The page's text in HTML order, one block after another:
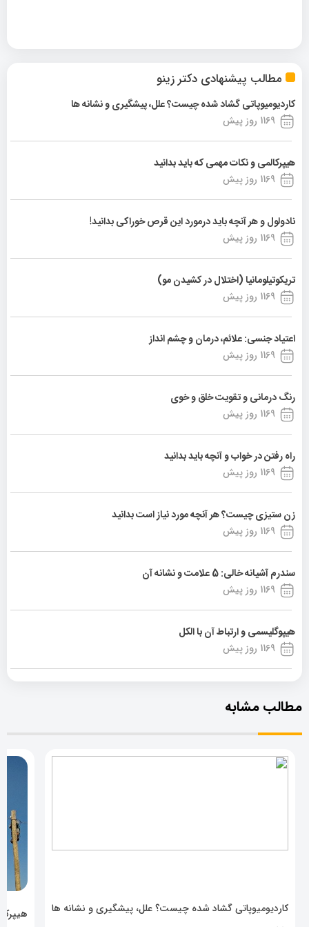
مطالب پیشنهادی دکتر زینو
کاردیومیوپاتی گشاد شده چیست؟ علل، پیشگیری و نشانه ها
1169 روز پیش
هیپرکالمی و نکات مهمی که باید بدانید
1169 روز پیش
نادولول و هر آنچه باید درمورد این قرص خوراکی بدانید!
1169 روز پیش
تریکوتیلومانیا (اختلال در کشیدن مو)
1169 روز پیش
اعتیاد جنسی: علائم، درمان و چشم انداز
1169 روز پیش
رنگ درمانی و تقویت خلق و خوی
1169 روز پیش
راه رفتن در خواب و آنچه باید بدانید
1169 روز پیش
زن ستیزی چیست؟ هر آنچه مورد نیاز است بدانید
1169 روز پیش
سندرم آشیانه خالی: 5 علامت و نشانه آن
1169 روز پیش
هیپوگلیسمی و ارتباط آن با الکل
1169 روز پیش
مطالب مشابه
کاردیومیوپاتی گشاد شده چیست؟ علل، پیشگیری و نشانه ها